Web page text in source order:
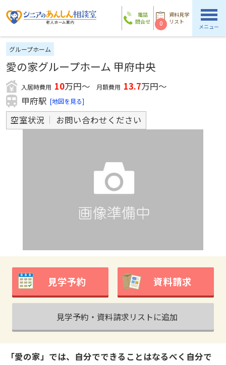
電話
問合せ
資料見学
リスト
0 メニュー
グループホーム
愛の家グループホーム 甲府中央
入居時費用 10万円～ 月額費用 13.7万円～
甲府駅 [地図を見る]
空室状況 お問い合わせください
見学予約 資料請求
見学予約・資料請求リストに追加
「愛の家」では、自分でできることはなるべく自分で